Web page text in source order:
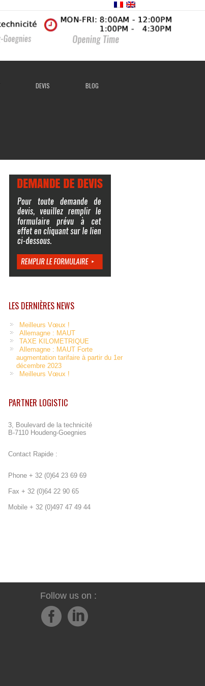
DEVIS BLOG
LES DERNIÈRES NEWS
Meilleurs Vœux !
Allemagne : MAUT
TAXE KILOMETRIQUE
Allemagne : MAUT Forte
augmentation tarifaire à partir du 1er
décembre 2023
Meilleurs Vœux !
PARTNER LOGISTIC
3, Boulevard de la technicité
B-7110 Houdeng-Goegnies
Contact Rapide :
Phone + 32 (0)64 23 69 69
Fax + 32 (0)64 22 90 65
Mobile + 32 (0)497 47 49 44
Follow us on :